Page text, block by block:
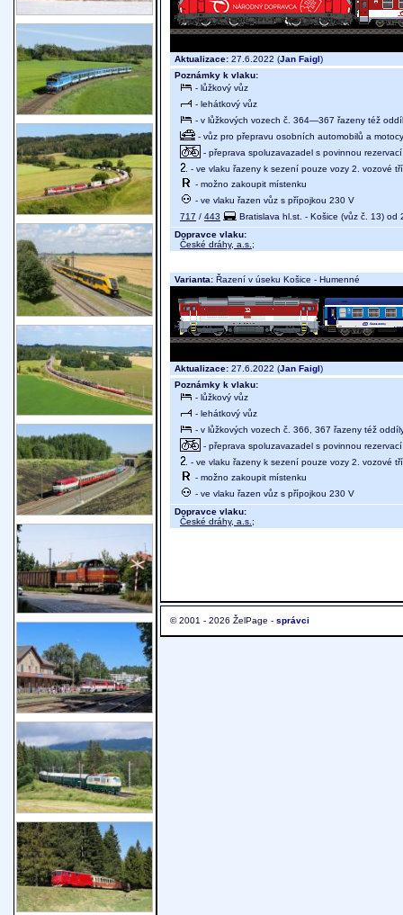
Aktualizace: 27.6.2022 (Jan Faigl)
Poznámky k vlaku:
- lůžkový vůz
- lehátkový vůz
- v lůžkových vozech č. 364—367 řazeny též
- vůz pro přepravu osobních automobilů a
- přeprava spoluzavazadel s povinnou
- ve vlaku řazeny k sezení pouze vozy 2. vozové
- možno zakoupit místenku
- ve vlaku řazen vůz s přípojkou 230 V
717 / 443
Bratislava hl.st. - Košice (vůz č. 13) od
Dopravce vlaku:
České dráhy, a.s. ;
Varianta: Řazení v úseku Košice - Humenné
Aktualizace: 27.6.2022 (Jan Faigl)
Poznámky k vlaku:
- lůžkový vůz
- lehátkový vůz
- v lůžkových vozech č. 366, 367 řazeny též
- přeprava spoluzavazadel s povinnou
- ve vlaku řazeny k sezení pouze vozy 2. vozové
- možno zakoupit místenku
- ve vlaku řazen vůz s přípojkou 230 V
Dopravce vlaku:
České dráhy, a.s. ;
© 2001 - 2026 ŽelPage - správci